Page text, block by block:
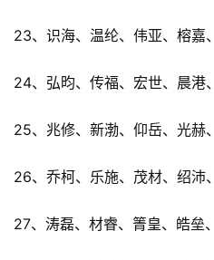
23、识海、温纶、伟亚、榕嘉
24、弘昀、传福、宏世、晨港
25、兆修、新渤、仰岳、光赫
26、乔柯、乐施、茂材、绍沛
27、涛磊、材睿、箐皇、皓垒